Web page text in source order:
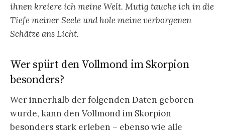
ihnen kreiere ich meine Welt. Mutig tauche ich in die
Tiefe meiner Seele und hole meine verborgenen
Schätze ans Licht.
Wer spürt den Vollmond im Skorpion
besonders?
Wer innerhalb der folgenden Daten geboren
wurde, kann den Vollmond im Skorpion
besonders stark erleben – ebenso wie alle